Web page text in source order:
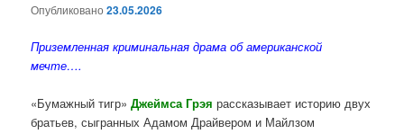
Опубликовано23.05.2026
Приземленная криминальная драма об американской
мечте….
«Бумажный тигр»Джеймса Грэя рассказывает историю двух
братьев, сыгранных Адамом Драйвером и Майлзом